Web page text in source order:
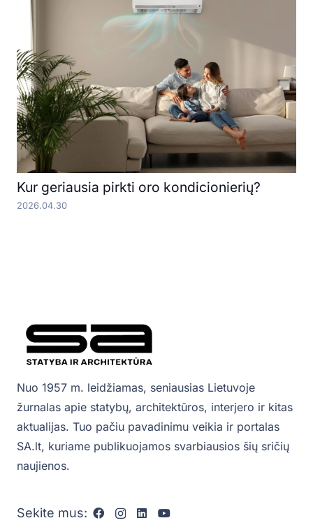
Kur geriausia pirkti oro kondicionierių?
2026.04.30
Nuo 1957 m. leidžiamas, seniausias Lietuvoje
žurnalas apie statybų, architektūros, interjero ir kitas
aktualijas. Tuo pačiu pavadinimu veikia ir portalas
SA.lt, kuriame publikuojamos svarbiausios šių sričių
naujienos.
Sekite mus: